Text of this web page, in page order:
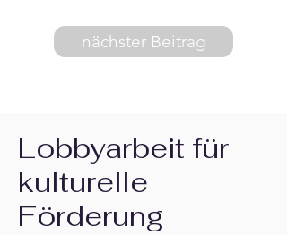
nächster Beitrag
Lobbyarbeit für
kulturelle
Förderung